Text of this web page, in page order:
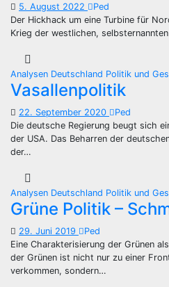
5. August 2022
Ped
Der Hickhack um eine Turbine für
Krieg der westlichen,
Analysen Deutschland Politik und
Vasallenpolitik
22. September 2020
Ped
Die deutsche Regierung beugt sich
der USA. Das Beharren der
der…
Analysen Deutschland Politik und
Grüne Politik –
29. Juni 2019
Ped
Eine Charakterisierung der Grünen
der Grünen ist nicht nur zu einer
verkommen, sondern…